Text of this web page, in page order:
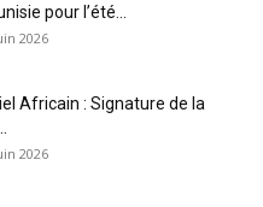
pour l’été...
2026
Africain : Signature de la
2026